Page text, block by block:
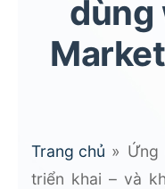
dùng
Trang chủ » Ứng
triển khai – và